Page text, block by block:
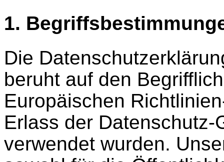
1.
Die
beruht auf den
Europäischen
Erlass der Datenschutz-
verwendet wurden.